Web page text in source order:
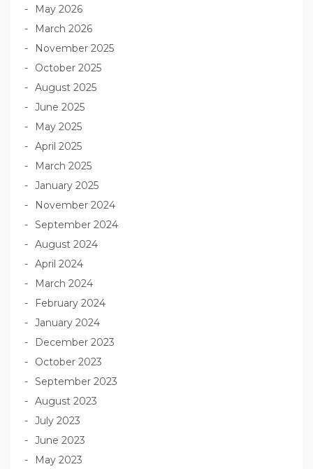
May 2026
March 2026
November 2025
October 2025
August 2025
June 2025
May 2025
April 2025
March 2025
January 2025
November 2024
September 2024
August 2024
April 2024
March 2024
February 2024
January 2024
December 2023
October 2023
September 2023
August 2023
July 2023
June 2023
May 2023